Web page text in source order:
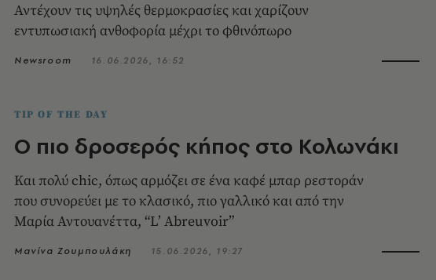
Αντέχουν τις υψηλές θερμοκρασίες και χαρίζουν
εντυπωσιακή ανθοφορία μέχρι το φθινόπωρο
Newsroom 16.06.2026, 16:52
TIP OF THE DAY
Ο πιο δροσερός κήπος στο Κολωνάκι
Και πολύ chic, όπως αρμόζει σε ένα καφέ μπαρ ρεστοράν
που συνορεύει με το κλασικό, πιο γαλλικό και από την
Μαρία Αντουανέττα, “L’ Abreuvoir”
Μανίνα Ζουμπουλάκη 15.06.2026, 19:27